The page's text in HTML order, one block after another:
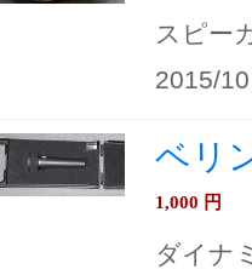
スピー
2015/10
ベリ
1,000 円
ダイナ